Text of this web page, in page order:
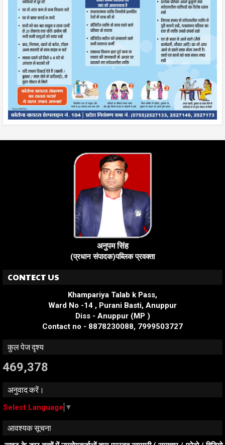
अनुपम सिंह
(प्रधान संपादक)पब्लिक प्रवक्ता
CONTECT US
Khampariya Talab k Pass,
Ward No -14 , Purani Basti, Anuppur
Diss - Anuppur (MP )
Contact no - 8878230088, 7999503727
कुल पेज दृश्य
469,378
अनुवाद करें।
Select Language ▼
आवश्यक सूचना